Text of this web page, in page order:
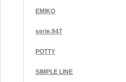
EMIKO
serie.947
POTTY
SIMPLE LINE